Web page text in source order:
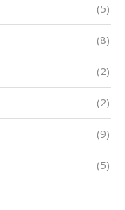
(5)
(8)
(2)
(2)
(9)
(5)